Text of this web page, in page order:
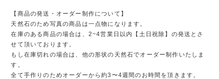
【商品の発送・オーダー制作について】
天然石のため写真の商品は一点物になります。
在庫のある商品の場合は、2~4営業日以内【土日祝除】の発送とさ
せて頂いております。
もし在庫切れの場合は、他の形状の天然石でオーダー制作いたしま
す。
全て手作りのためオーダーから約3〜4週間のお時間を頂きます。